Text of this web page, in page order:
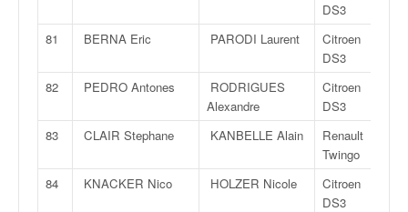
DS3
81 BERNA Eric PARODI Laurent
Citroen
DS3
82 PEDRO Antones
RODRIGUES
Alexandre
Citroen
DS3
83 CLAIR Stephane KANBELLE Alain
Renault
Twingo
84 KNACKER Nico HOLZER Nicole
Citroen
DS3